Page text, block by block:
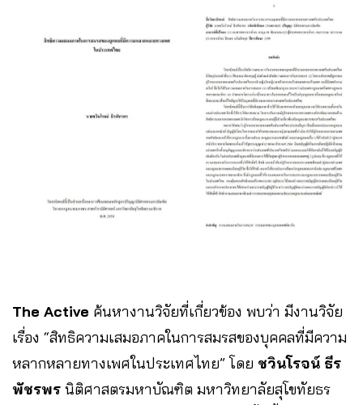
The Active ค้นหางานวิจัยที่เกี่ยวข้อง พบว่า มีงานวิจัย
เรื่อง “สิทธิความเสมอภาคในการสมรสของบุคคลที่มีความ
หลากหลายทางเพศในประเทศไทย” โดย ชวินโรจน์ ธีร
พัชรพร นิติศาสตรมหาบัณฑิต มหาวิทยาลัยสุโขทัยธร